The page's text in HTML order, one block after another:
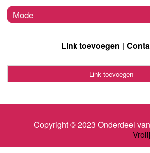
Mode
Link toevoegen
Link toevoegen
Copyright © 2023 Onderdeel van